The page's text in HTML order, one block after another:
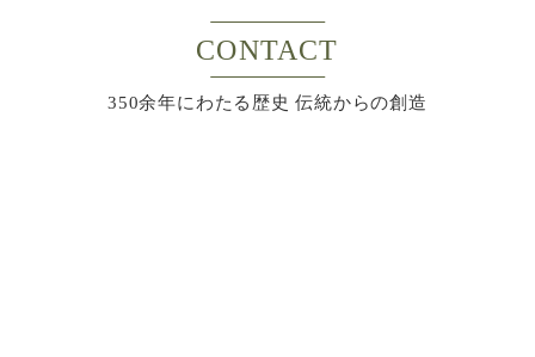
CONTACT
350余年にわたる歴史 伝統からの創造